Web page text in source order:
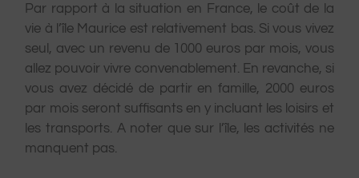
Par rapport à la situation en France, le coût de la
vie à l’île Maurice est relativement bas. Si vous vivez
seul, avec un revenu de 1000 euros par mois, vous
allez pouvoir vivre convenablement. En revanche, si
vous avez décidé de partir en famille, 2000 euros
par mois seront suffisants en y incluant les loisirs et
les transports. A noter que sur l’île, les activités ne
manquent pas.